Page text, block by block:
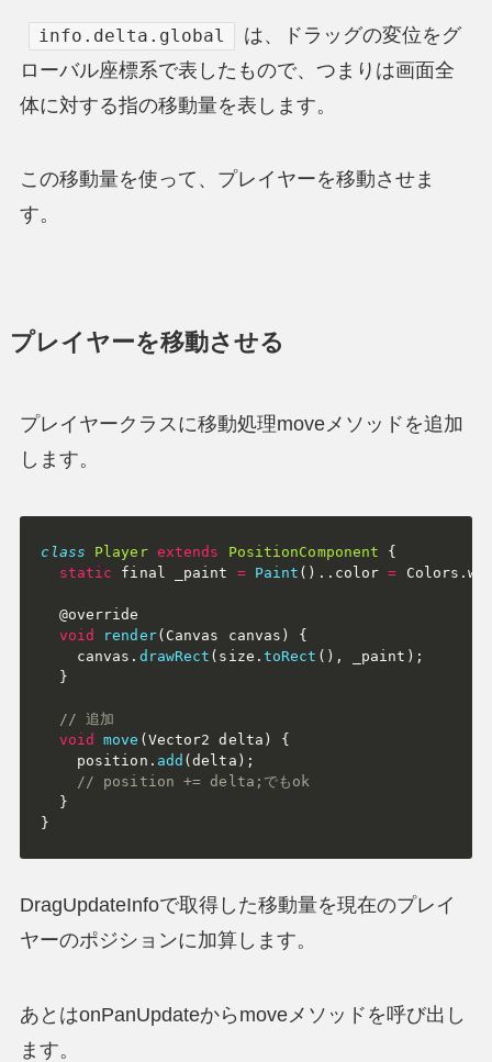
info.delta.global
は、ドラッグの変位をグ
ローバル座標系で表したもので、つまりは画面全
体に対する指の移動量を表します。
この移動量を使って、プレイヤーを移動させま
す。
プレイヤーを移動させる
プレイヤークラスに移動処理moveメソッドを追加
します。
class Player extends PositionComponent
{
static final _paint = Paint ( ) . . color = Colors .
  @override
void
render( Canvas canvas )
{
    canvas
. drawRect ( size . toRect ( ) , _paint ) ;
}
// 追加
void
move ( Vector2 delta )
{
    position
. add (delta ) ;
// position += delta;でもok
}
}
DragUpdateInfoで取得した移動量を現在のプレイ
ヤーのポジションに加算します。
あとはonPanUpdateからmoveメソッドを呼び出し
ます。